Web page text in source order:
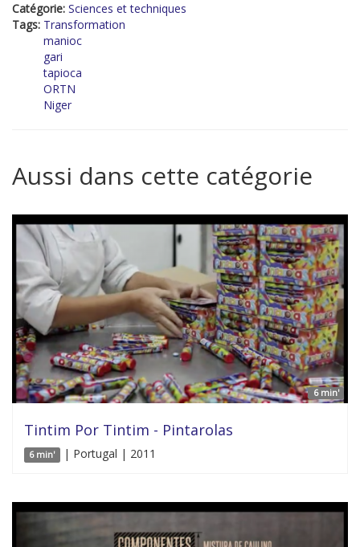
Catégorie: Sciences et techniques
Tags: Transformation
manioc
gari
tapioca
ORTN
Niger
Aussi dans cette catégorie
6 min'
Tintim Por Tintim - Pintarolas
6 min' | Portugal | 2011